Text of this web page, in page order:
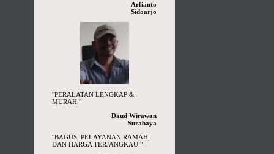
Arfianto
Sidoarjo
"PERALATAN LENGKAP &
MURAH."
Daud Wirawan
Surabaya
"BAGUS, PELAYANAN RAMAH,
DAN HARGA TERJANGKAU."